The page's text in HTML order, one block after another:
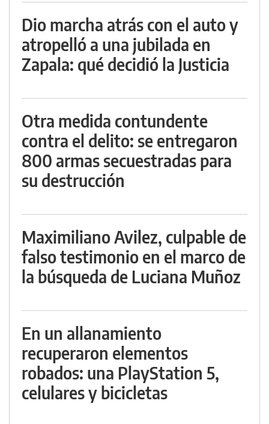
Dio marcha atrás con el auto y
atropelló a una jubilada en
Zapala: qué decidió la Justicia
Otra medida contundente
contra el delito: se entregaron
800 armas secuestradas para
su destrucción
Maximiliano Avilez, culpable de
falso testimonio en el marco de
la búsqueda de Luciana Muñoz
En un allanamiento
recuperaron elementos
robados: una PlayStation 5,
celulares y bicicletas